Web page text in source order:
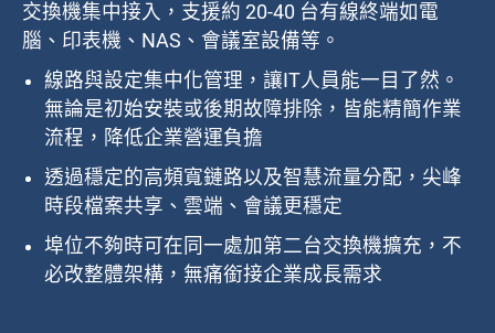
交換機集中接入，支援約 20-40 台有線終端如電
腦、印表機、NAS、會議室設備等。
線路與設定集中化管理，讓IT人員能一目了然。
無論是初始安裝或後期故障排除，皆能精簡作業
流程，降低企業營運負擔
透過穩定的高頻寬鏈路以及智慧流量分配，尖峰
時段檔案共享、雲端、會議更穩定
埠位不夠時可在同一處加第二台交換機擴充，不
必改整體架構，無痛銜接企業成長需求